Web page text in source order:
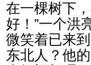
在一棵树下
好！”一个洪
微笑着已来
东北人？他